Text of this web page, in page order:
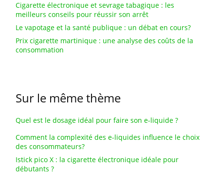
Cigarette électronique et sevrage tabagique : les
meilleurs conseils pour réussir son arrêt
Le vapotage et la santé publique : un débat en cours?
Prix cigarette martinique : une analyse des coûts de la
consommation
Sur le même thème
Quel est le dosage idéal pour faire son e-liquide ?
Comment la complexité des e-liquides influence le choix
des consommateurs?
Istick pico X : la cigarette électronique idéale pour
débutants ?